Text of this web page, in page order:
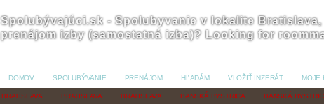
Spolubývajúci.sk - Spolubyvanie v lokalite
prenájom izby (samostatná izba)? Looking for
DOMOV SPOLUBÝVANIE PRENÁJOM HĽADÁM VLOŽIŤ INZERÁT MOJE
BRATISLAVA BRATISLAVA BRATISLAVA BANSKÁ BYSTRICA BANSKÁ